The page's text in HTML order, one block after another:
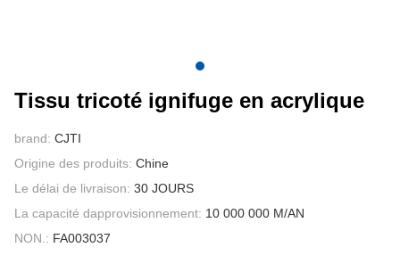
Tissu tricoté ignifuge en acrylique
brand: CJTI
Origine des produits: Chine
Le délai de livraison: 30 JOURS
La capacité dapprovisionnement: 10 000 000 M/AN
NON.: FA003037